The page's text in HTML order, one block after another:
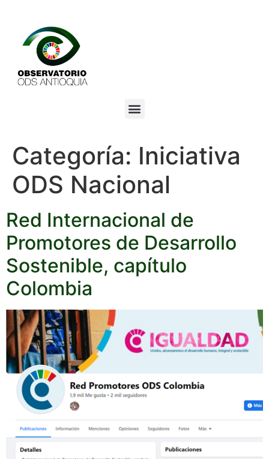
Categoría: Iniciativa
ODS Nacional
Red Internacional de
Promotores de Desarrollo
Sostenible, capítulo
Colombia